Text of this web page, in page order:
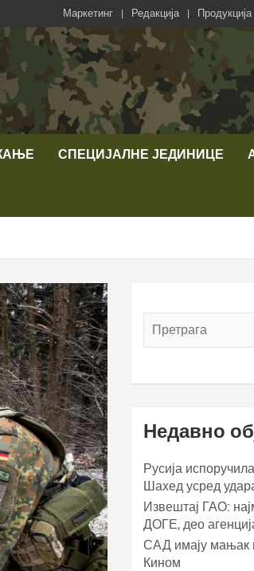
Маркетинг Редакција Продукција
СПЕЦИЈАЛНЕ ЈЕДИНИЦЕ
Недавно
Русија
Шахед усред
Извештај ГАО:
ДОГЕ, део
САД имају мањак
Кином